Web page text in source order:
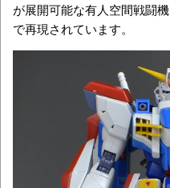
が展開可能な有人空間戦闘
で再現されています。